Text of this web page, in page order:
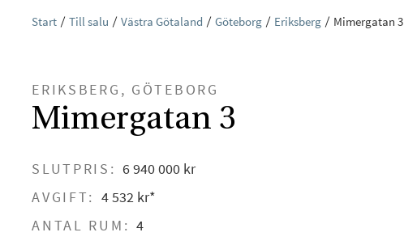
Start Till salu Västra Götaland Göteborg Eriksberg Mimergatan 3
ERIKSBERG, GÖTEBORG
Mimergatan 3
SLUTPRIS: 6 940 000 kr
AVGIFT: 4 532 kr*
ANTAL RUM: 4